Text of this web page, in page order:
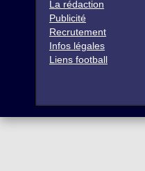
La rédaction
Publicité
Recrutement
Infos légales
Liens football